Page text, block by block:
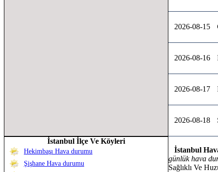
2026-08-15
2026-08-16
2026-08-17
2026-08-18
İstanbul İlçe Ve Köyleri
Hekimbaşı Hava durumu
Şişhane Hava durumu
İstanbul
günlük hava
Sağlıklı Ve